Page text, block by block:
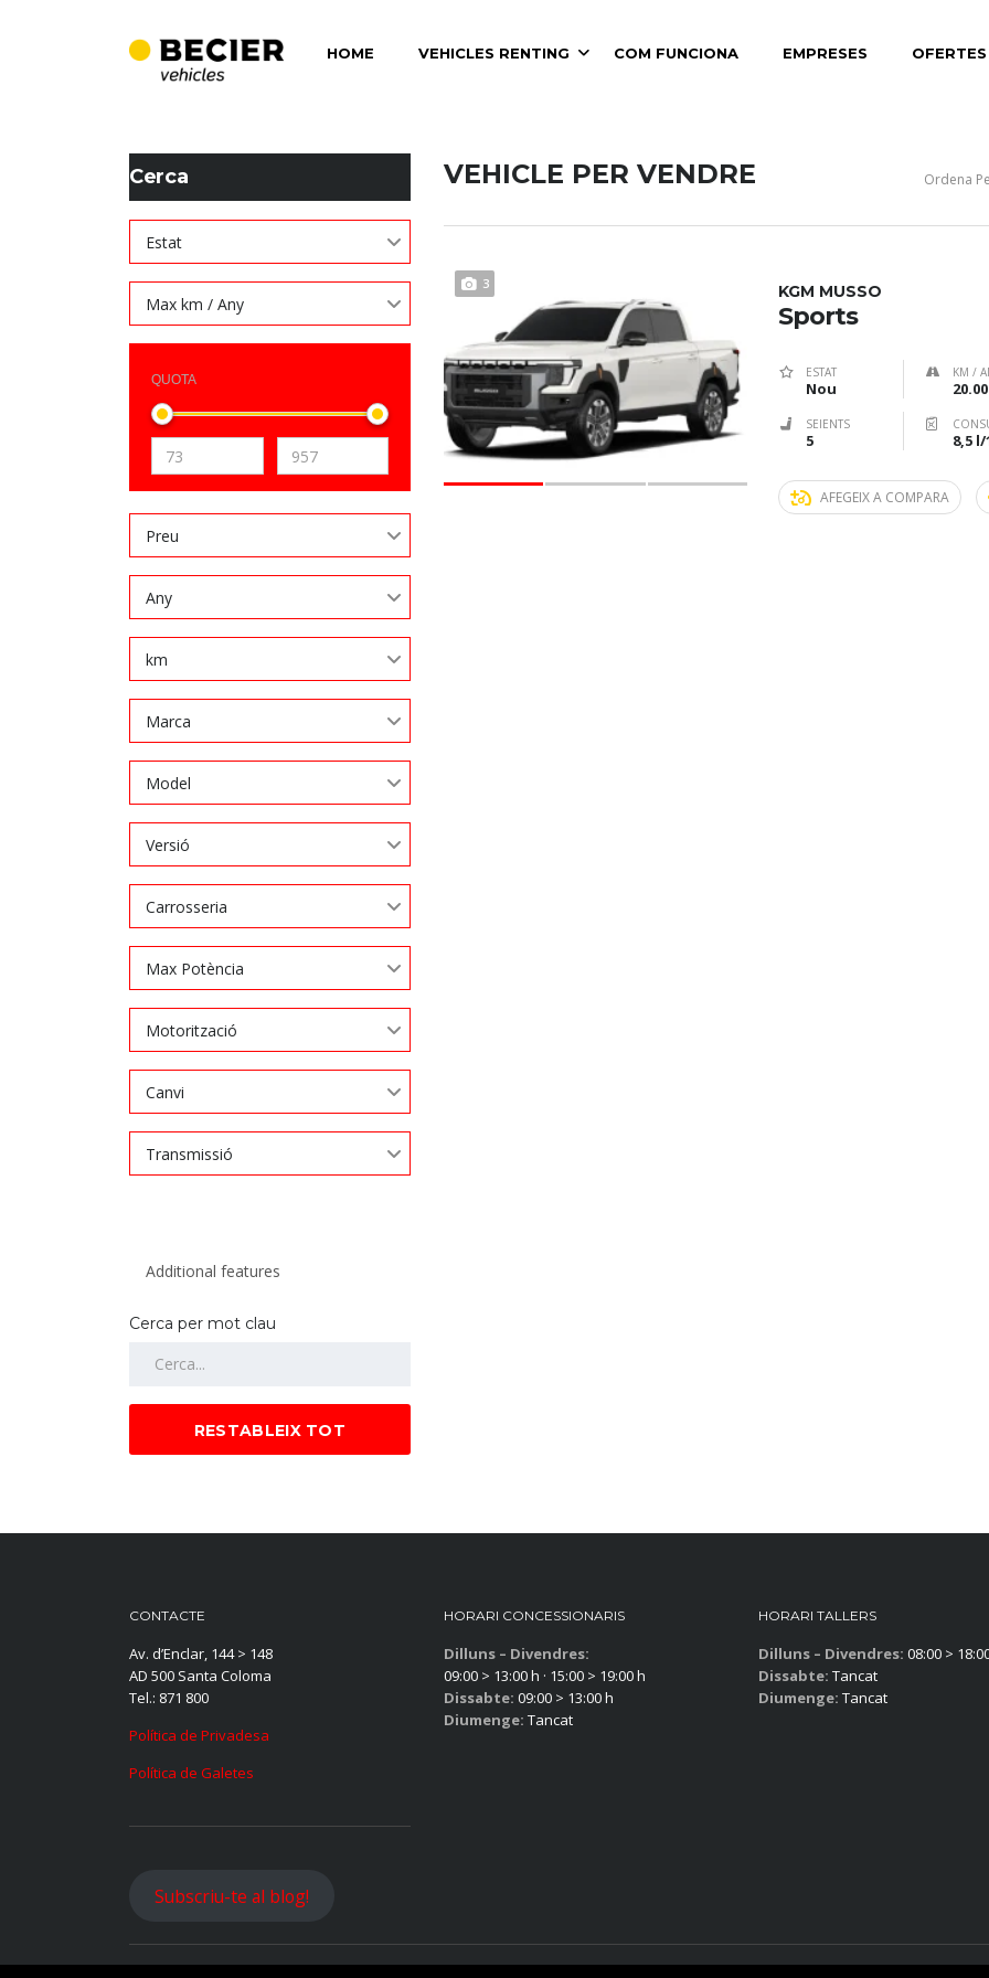
HOME VEHICLES RENTING COM FUNCIONA EMPRESES
BECIER MOBILITAT
Cerca
Estat
Max km / Any
QUOTA
Preu
Any
km
Marca
Model
Versió
Carrosseria
Max Potència
Motorització
Canvi
Transmissió
Cerca per mot clau
RESTABLEIX TOT
VEHICLE PER VENDRE Ordena
3 KGM MUSSO
Sports
ESTAT
Nou
KM /
SEIENTS
5 8,5
AFEGEIX A COMPARA
CONTACTE
Av. d’Enclar, 144 > 148
AD 500 Santa Coloma
Tel.: 871 800
Política de Privadesa
Política de Galetes
HORARI CONCESSIONARIS
Dilluns – Divendres:
09:00 > 13:00 h · 15:00 > 19:00 h
Dissabte: 09:00 > 13:00 h
Diumenge: Tancat
HORARI TALLERS
Dilluns – Divendres: 08:00 >
Dissabte: Tancat
Diumenge: Tancat
Subscriu-te al blog!